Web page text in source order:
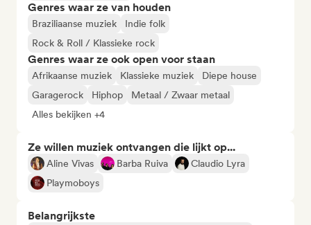
Genres waar ze van houden
Braziliaanse muziek
Indie folk
Rock & Roll / Klassieke rock
Genres waar ze ook open voor staan
Afrikaanse muziek Klassieke muziek
Diepe house
Garagerock
Hiphop
Metaal / Zwaar metaal
Alles bekijken +4
Ze willen muziek ontvangen die lijkt op...
Aline Vivas Barba Ruiva
Claudio Lyra
Playmoboys
Belangrijkste